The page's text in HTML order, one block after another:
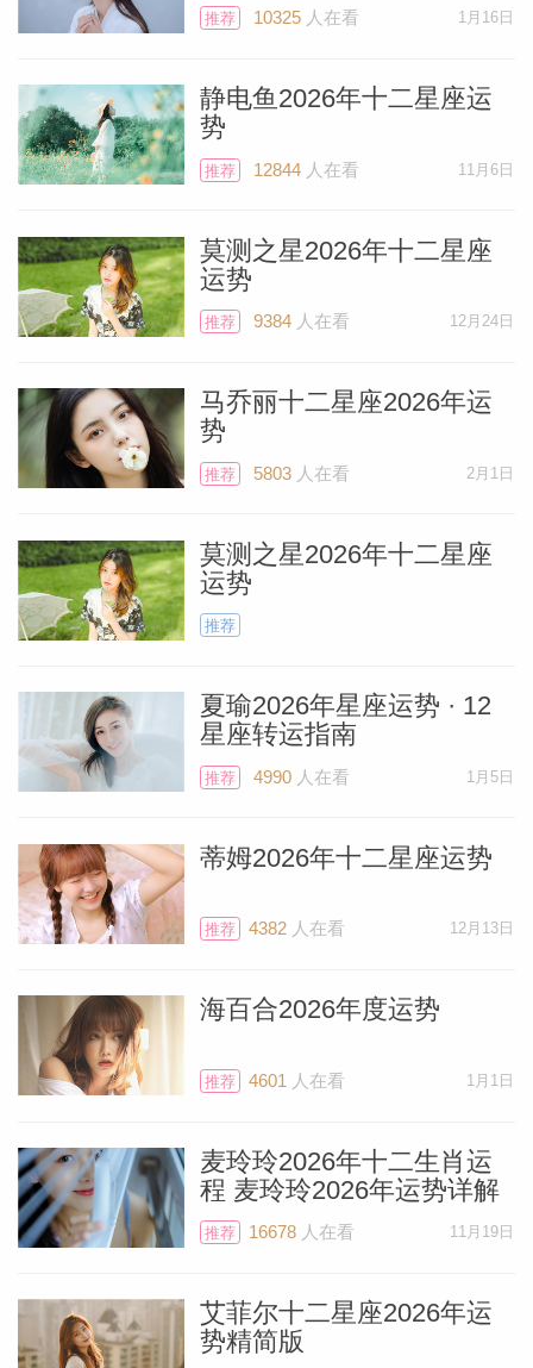
推荐 10325人在看 1月16日
静电鱼2026年十二星座运
势
推荐 12844人在看 11月6日
莫测之星2026年十二星座
运势
推荐 9384人在看 12月24日
马乔丽十二星座2026年运
势
推荐 5803人在看 2月1日
莫测之星2026年十二星座
运势
推荐
夏瑜2026年星座运势 · 12
星座转运指南
推荐 4990人在看 1月5日
蒂姆2026年十二星座运势
推荐 4382人在看 12月13日
海百合2026年度运势
推荐 4601 人在看 1月1日
麦玲玲2026年十二生肖运
程 麦玲玲2026年运势详解
推荐 16678人在看 11月19日
艾菲尔十二星座2026年运
势精简版